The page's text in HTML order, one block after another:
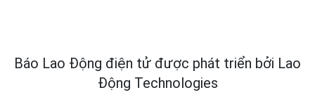
Báo Lao Động điện tử được phát triển bởi Lao
Động Technologies